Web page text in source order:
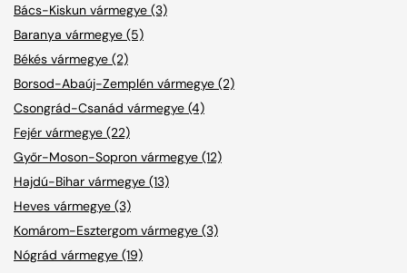
Bács-Kiskun vármegye (3)
Baranya vármegye (5)
Békés vármegye (2)
Borsod-Abaúj-Zemplén vármegye (2)
Csongrád-Csanád vármegye (4)
Fejér vármegye (22)
Győr-Moson-Sopron vármegye (12)
Hajdú-Bihar vármegye (13)
Heves vármegye (3)
Komárom-Esztergom vármegye (3)
Nógrád vármegye (19)